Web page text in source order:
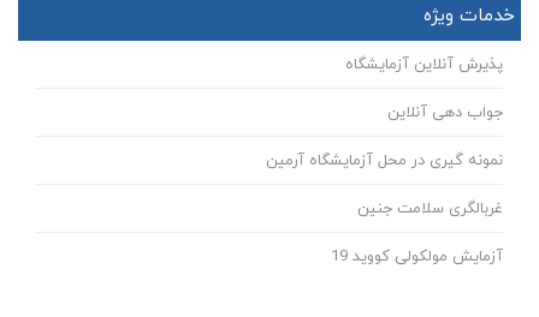
خدمات ویژه
پذیرش آنلاین آزمایشگاه
جواب دهی آنلاین
نمونه گیری در محل آزمایشگاه آرمین
غربالگری سلامت جنین
آزمایش مولکولی کووید 19